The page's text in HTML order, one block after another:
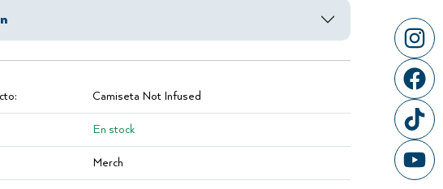
Camiseta Not Infused
En stock
Merch